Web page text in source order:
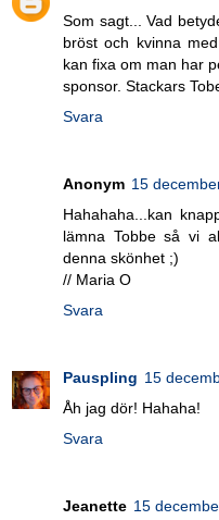
Som sagt... Vad
bröst och kvinna
kan fixa om man har
sponsor. Stackars
Svara
Anonym 15
Hahahaha...kan
lämna Tobbe så vi
denna skönhet ;)
// Maria O
Svara
Pauspling 15
Åh jag dör! Hahaha!
Svara
Jeanette 15